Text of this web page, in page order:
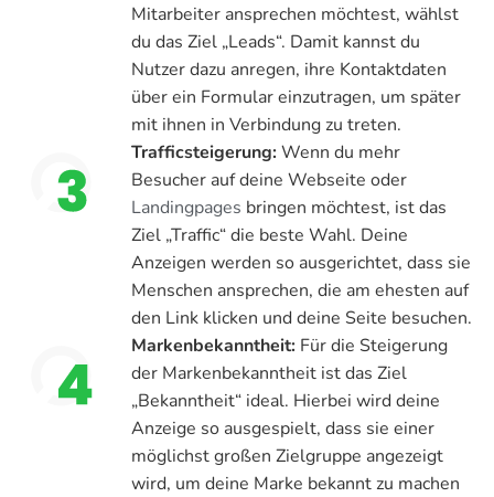
Mitarbeiter ansprechen möchtest, wählst
du das Ziel „Leads“. Damit kannst du
Nutzer dazu anregen, ihre Kontaktdaten
über ein Formular einzutragen, um später
mit ihnen in Verbindung zu treten.
Trafficsteigerung:Wenn du mehr
Besucher auf deine Webseite oder
Landingpages bringen möchtest, ist das
Ziel „Traffic“ die beste Wahl. Deine
Anzeigen werden so ausgerichtet, dass sie
Menschen ansprechen, die am ehesten auf
den Link klicken und deine Seite besuchen.
Markenbekanntheit:Für die Steigerung
der Markenbekanntheit ist das Ziel
„Bekanntheit“ ideal. Hierbei wird deine
Anzeige so ausgespielt, dass sie einer
möglichst großen Zielgruppe angezeigt
wird, um deine Marke bekannt zu machen